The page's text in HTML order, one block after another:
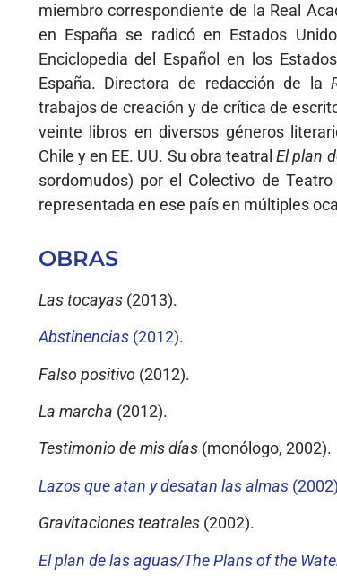
miembro correspondiente de la Real
en España se radicó en Estados
Enciclopedia del Español en los
España. Directora de redacción de la
trabajos de creación y de crítica de
veinte libros en diversos géneros
Chile y en EE. UU. Su obra teatralEl plan
sordomudos) por el Colectivo de
representada en ese país en múltiples
OBRAS
Las tocayas(2013).
Abstinencias(2012).
Falso positivo(2012).
La marcha (2012).
Testimonio de mis días(monólogo, 2002).
Lazos que atan y desatan las almas
Gravitaciones teatrales(2002).
El plan de las aguas/The Plans of the